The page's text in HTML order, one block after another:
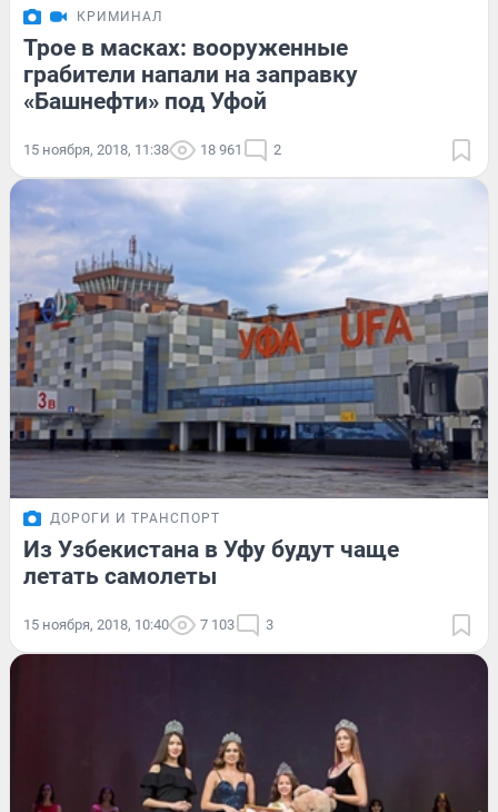
КРИМИНАЛ
Трое в масках: вооруженные
грабители напали на заправку
«Башнефти» под Уфой
15 ноября, 2018, 11:38 18 961 2
ДОРОГИ И ТРАНСПОРТ
Из Узбекистана в Уфу будут чаще
летать самолеты
15 ноября, 2018, 10:40 7 103 3